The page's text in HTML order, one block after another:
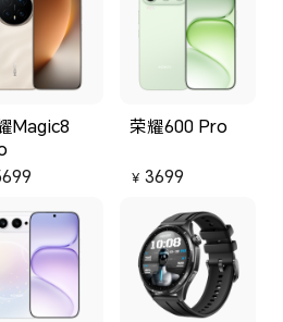
Magic8
荣耀600 Pro
￥ 3699